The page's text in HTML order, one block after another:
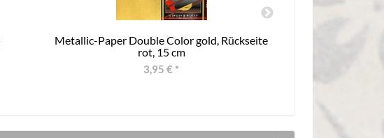
Metallic-Paper Double Color gold, Rückseite
rot, 15 cm
3,95 € *